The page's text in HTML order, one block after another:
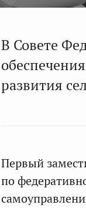
В Совете
развития
Первый
по